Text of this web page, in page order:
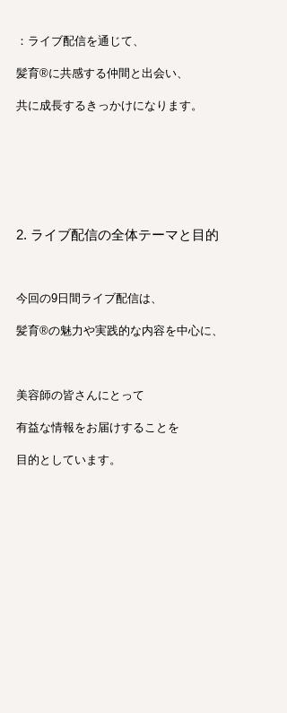
：ライブ配信を通じて、
髪育®︎に共感する仲間と出会い、
共に成長するきっかけになります。
2. ライブ配信の全体テーマと目的
今回の9日間ライブ配信は、
髪育®︎の魅力や実践的な内容を中心に、
美容師の皆さんにとって
有益な情報をお届けすることを
目的としています。